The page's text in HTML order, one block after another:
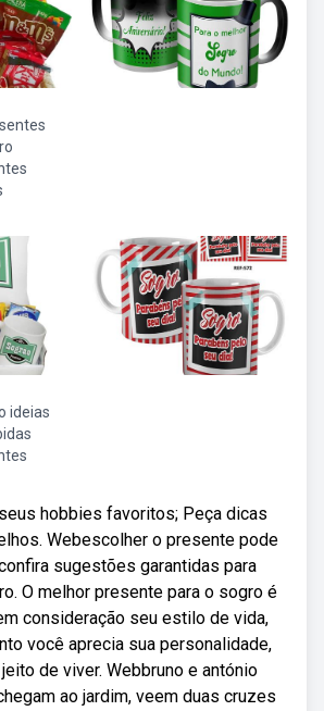
ideias
hobbies favoritos; Peça dicas
Webescolher o presente pode
sugestões garantidas para
O melhor presente para o sogro é
consideração seu estilo de vida,
você aprecia sua personalidade,
de viver. Webbruno e antónio
ao jardim, veem duas cruzes